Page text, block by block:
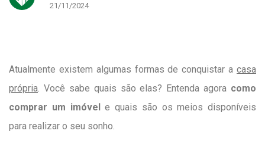
21/11/2024
Atualmente existem algumas formas de conquistar a casa
própria. Você sabe quais são elas? Entenda agora como
comprar um imóvele quais são os meios disponíveis
para realizar o seu sonho.